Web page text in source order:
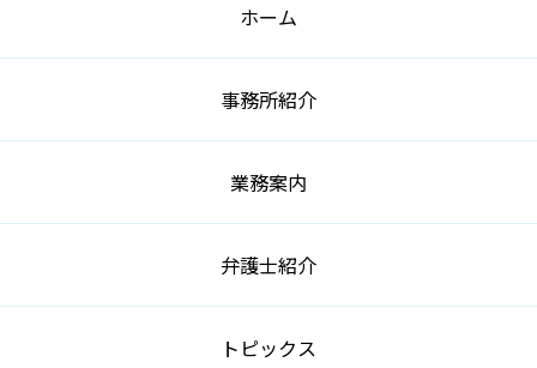
ホーム
事務所紹介
業務案内
弁護士紹介
トピックス